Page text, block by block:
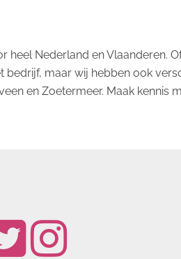
Nederland en Vlaanderen.
maar wij hebben ook
en Zoetermeer. Maak kennis